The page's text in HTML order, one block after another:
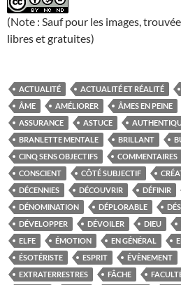
(Note : Sauf pour les images,
libres et gratuites)
ACTUALITÉ ACTUALITÉ ET RÉALITÉ
ÂME
AMÉLIORER ÂMES EN PEINE
ASSURANCE
ASTUCE
BRANLETTE MENTALE
BRILLANT
CINQ SENS OBJECTIFS
COMMENTAIRES
CONSCIENT
CÔTÉ SUBJECTIF
DÉCENNIES
DÉCOUVRIR DÉFINIR
DÉNOMINATION
DÉPLORABLE
DÉVELOPPER
DÉVOILER DIEU
ELFE
ÉMOTION EN GÉNÉRAL
ÉSOTÉRISTE
ESPRIT ÉVÈNEMENT
EXTRATERRESTRES
FÂCHE